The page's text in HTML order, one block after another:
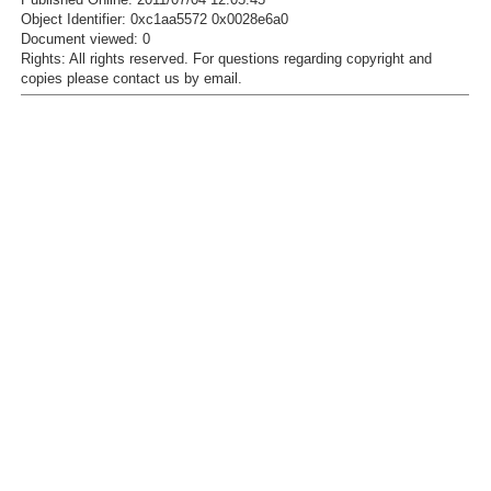
Object Identifier: 0xc1aa5572 0x0028e6a0
Document viewed: 0
Rights: All rights reserved.
For questions regarding copyright and
copies please contact us by email